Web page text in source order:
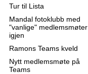
Tur til Lista
Mandal fotoklubb med
"vanlige" medlemsmøter
igjen
Ramons Teams kveld
Nytt medlemsmøte på
Teams